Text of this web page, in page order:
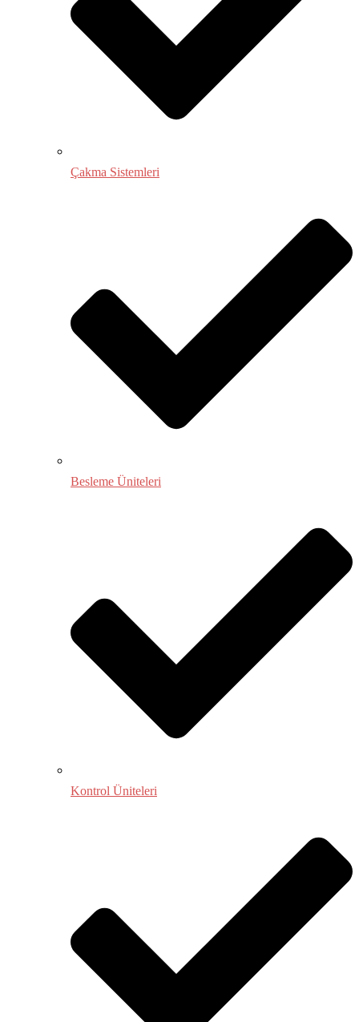
Çakma Sistemleri
Besleme Üniteleri
Kontrol Üniteleri